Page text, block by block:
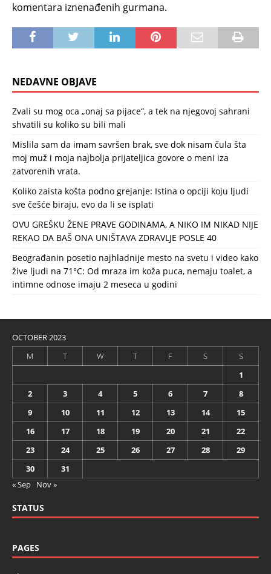
komentara iznenađenih gurmana.
NEDAVNE OBJAVE
Zvali su mog oca „onaj sa pijace“, a tek na njegovoj sahrani
shvatili su koliko su bili mali
Mislila sam da imam savršen brak, sve dok nisam čula šta
moj muž i moja najbolja prijateljica govore o meni iza
zatvorenih vrata.
Koliko zaista košta podno grejanje: Istina o opciji koju ljudi
sve češće biraju, evo da li se isplati
OVU GREŠKU ŽENE PRAVE GODINAMA, A NIKO IM NIKAD NIJE
REKAO DA BAŠ ONA UNIŠTAVA ZDRAVLJE POSLE 40
Beograđanin posetio najhladnije mesto na svetu i video kako
žive ljudi na 71°C: Od mraza im koža puca, nemaju toalet, a
intimne odnose imaju 2 meseca u godini
OCTOBER 2023
M
T W T F S
S
1
2
3 4 5 6 7
8
9
10 11 12 13 14
15
16
17 18 19 20 21
22
23
24 25 26 27 28
29
30
31
« Sep Nov »
STATUS
PAGES